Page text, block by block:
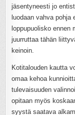
jäsentyneesti jo
luodaan vahva
loppupuolisko
juurruttaa tähän
keinoin.
Kotitalouden kautta
omaa kehoa
tulevaisuuden
opitaan myös
syystä saatava